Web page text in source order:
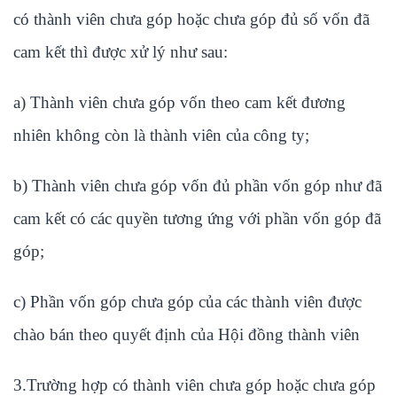
có thành viên chưa góp hoặc chưa góp đủ số vốn đã
cam kết thì được xử lý như sau:
a) Thành viên chưa góp vốn theo cam kết đương
nhiên không còn là thành viên của công ty;
b) Thành viên chưa góp vốn đủ phần vốn góp như đã
cam kết có các quyền tương ứng với phần vốn góp đã
góp;
c) Phần vốn góp chưa góp của các thành viên được
chào bán theo quyết định của Hội đồng thành viên
3.Trường hợp có thành viên chưa góp hoặc chưa góp